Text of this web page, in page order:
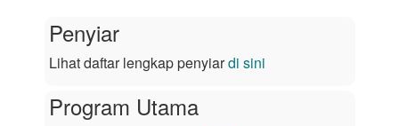
Penyiar
Lihat daftar lengkap penyiardi sini
Program Utama